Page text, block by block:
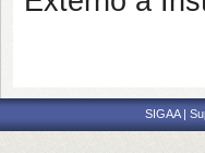
SIGAA |